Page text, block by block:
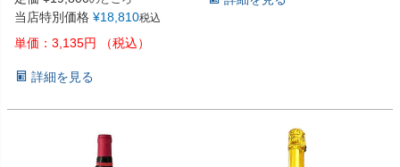
当店特別価格 ¥18,810税込
単価：3,135円 （税込）
詳細を見る